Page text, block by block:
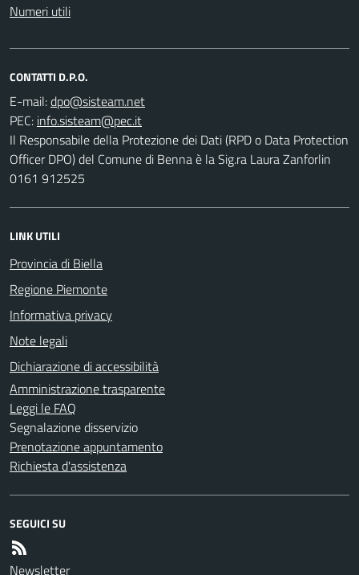
Numeri utili
CONTATTI D.P.O.
E-mail:
PEC:
Il Responsabile della Protezione dei Dati (RPD o Data Protection
Officer DPO) del Comune di Benna è la Sig.ra Laura Zanforlin
0161 912525
LINK UTILI
Provincia di Biella
Regione Piemonte
Informativa privacy
Note legali
Dichiarazione di accessibilità
Amministrazione trasparente
Leggi le FAQ
Segnalazione disservizio
Prenotazione appuntamento
Richiesta d'assistenza
SEGUICI SU
Newsletter